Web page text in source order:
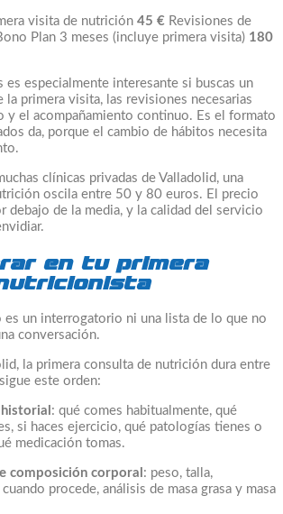
visita de nutrición 45 € Revisiones de
Plan 3 meses (incluye primera visita) 180
es especialmente interesante si buscas un
la primera visita, las revisiones necesarias
y el acompañamiento continuo. Es el formato
da, porque el cambio de hábitos necesita
clínicas privadas de Valladolid, una
oscila entre 50 y 80 euros. El precio
debajo de la media, y la calidad del servicio
en tu primera
es un interrogatorio ni una lista de lo que no
conversación.
la primera consulta de nutrición dura entre
este orden:
: qué comes habitualmente, qué
si haces ejercicio, qué patologías tienes o
medicación tomas.
composición corporal : peso, talla,
procede, análisis de masa grasa y masa